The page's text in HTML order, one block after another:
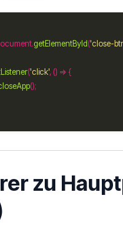
getElementById('close-
('click'
zu